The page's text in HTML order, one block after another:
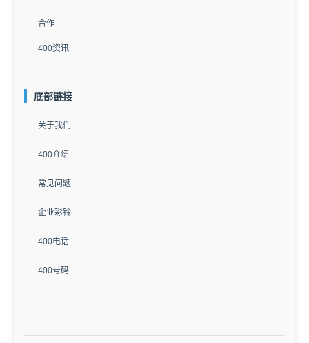
合作
400资讯
底部链接
关于我们
400介绍
常见问题
企业彩铃
400电话
400号码